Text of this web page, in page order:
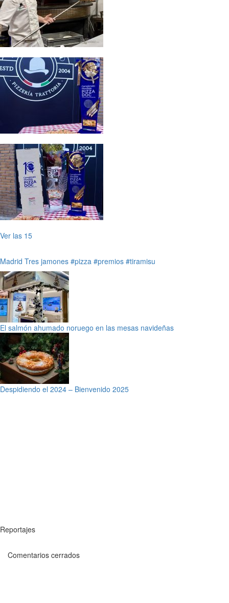
Ver las 15
Madrid Tres jamones #pizza #premios #tiramisu
El salmón ahumado noruego en las mesas navideñas
Despidiendo el 2024 – Bienvenido 2025
Reportajes
Comentarios cerrados